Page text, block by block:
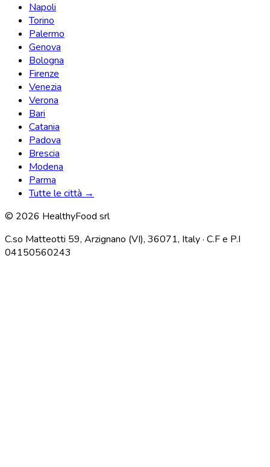
Napoli
Torino
Palermo
Genova
Bologna
Firenze
Venezia
Verona
Bari
Catania
Padova
Brescia
Modena
Parma
Tutte le città →
© 2026 HealthyFood srl
C.so Matteotti 59, Arzignano (VI), 36071, Italy · C.F e P.I
04150560243